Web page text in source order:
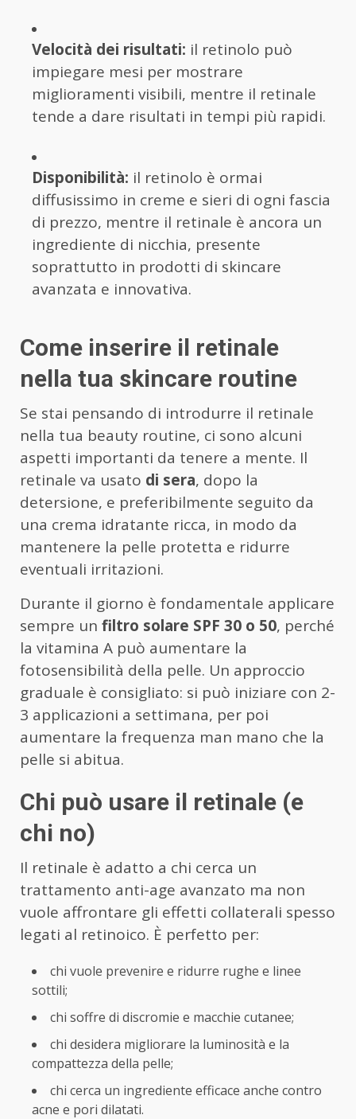
Velocità dei risultati: il retinolo può
impiegare mesi per mostrare
miglioramenti visibili, mentre il retinale
tende a dare risultati in tempi più rapidi.
Disponibilità: il retinolo è ormai
diffusissimo in creme e sieri di ogni fascia
di prezzo, mentre il retinale è ancora un
ingrediente di nicchia, presente
soprattutto in prodotti di skincare
avanzata e innovativa.
Come inserire il retinale
nella tua skincare routine
Se stai pensando di introdurre il retinale
nella tua beauty routine, ci sono alcuni
aspetti importanti da tenere a mente. Il
retinale va usato di sera, dopo la
detersione, e preferibilmente seguito da
una crema idratante ricca, in modo da
mantenere la pelle protetta e ridurre
eventuali irritazioni.
Durante il giorno è fondamentale applicare
sempre un filtro solare SPF 30 o 50, perché
la vitamina A può aumentare la
fotosensibilità della pelle. Un approccio
graduale è consigliato: si può iniziare con 2-
3 applicazioni a settimana, per poi
aumentare la frequenza man mano che la
pelle si abitua.
Chi può usare il retinale (e
chi no)
Il retinale è adatto a chi cerca un
trattamento anti-age avanzato ma non
vuole affrontare gli effetti collaterali spesso
legati al retinoico. È perfetto per:
chi vuole prevenire e ridurre rughe e linee
sottili;
chi soffre di discromie e macchie cutanee;
chi desidera migliorare la luminosità e la
compattezza della pelle;
chi cerca un ingrediente efficace anche contro
acne e pori dilatati.